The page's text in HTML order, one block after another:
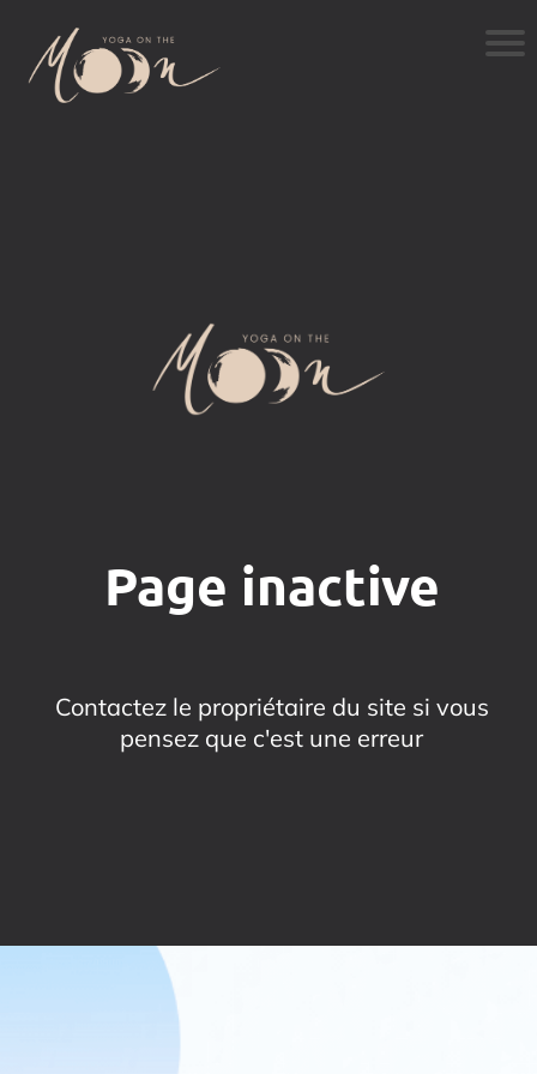
Page inactive
Contactez le propriétaire du site si vous
pensez que c'est une erreur